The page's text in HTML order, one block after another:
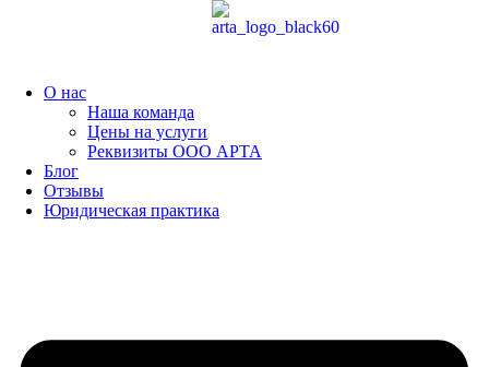
О нас
Наша команда
Цены на услуги
Реквизиты ООО АРТА
Блог
Отзывы
Юридическая практика